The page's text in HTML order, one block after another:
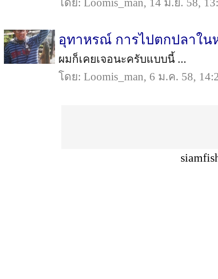
โดย: Loomis_man, 14 มิ.ย. 58,
อุทาหรณ์ การไปตกปลาใน
ผมก็เคยเจอนะครับแบบนี้ ...
โดย: Loomis_man, 6 ม.ค. 58,